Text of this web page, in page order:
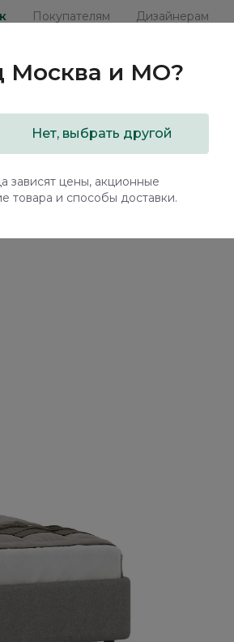
Покупателям Дизайнерам
Распродажа
/ Napoli NK244.08
Москва и МО?
Нет, выбрать другой
зависят цены, акционные
товара и способы доставки.